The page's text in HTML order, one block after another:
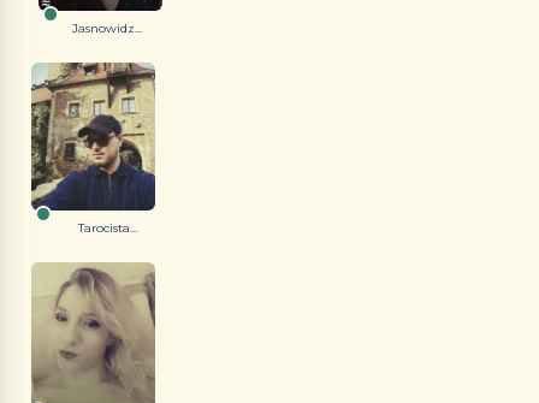
Jasnowidz...
Tarocista...